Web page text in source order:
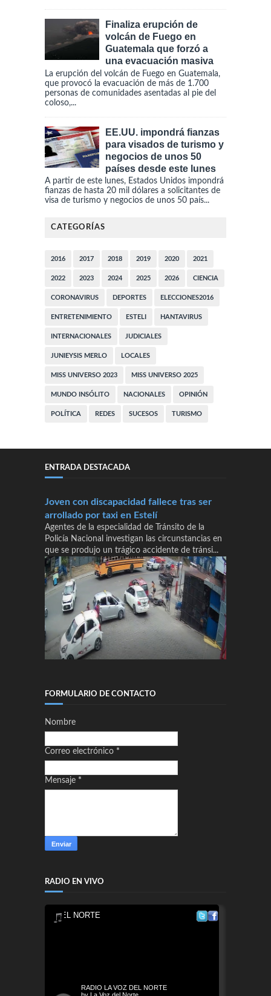
Finaliza erupción de
volcán de Fuego en
Guatemala que forzó a
una evacuación masiva
La erupción del volcán de Fuego en Guatemala,
que provocó la evacuación de más de 1.700
personas de comunidades asentadas al pie del
coloso,...
EE.UU. impondrá fianzas
para visados de turismo y
negocios de unos 50
países desde este lunes
A partir de este lunes, Estados Unidos impondrá
fianzas de hasta 20 mil dólares a solicitantes de
visa de turismo y negocios de unos 50 país...
CATEGORÍAS
2016 2017 2018 2019 2020 2021
2022 2023 2024 2025 2026 CIENCIA
CORONAVIRUS DEPORTES ELECCIONES2016
ENTRETENIMIENTO ESTELI HANTAVIRUS
INTERNACIONALES JUDICIALES
JUNIEYSIS MERLO LOCALES
MISS UNIVERSO 2023 MISS UNIVERSO 2025
MUNDO INSÓLITO NACIONALES OPINIÓN
POLÍTICA REDES SUCESOS TURISMO
ENTRADA DESTACADA
Joven con discapacidad fallece tras ser
arrollado por taxi en Estelí
Agentes de la especialidad de Tránsito de la
Policía Nacional investigan las circunstancias en
que se produjo un trágico accidente de tránsi...
FORMULARIO DE CONTACTO
Nombre
Correo electrónico *
Mensaje *
RADIO EN VIVO